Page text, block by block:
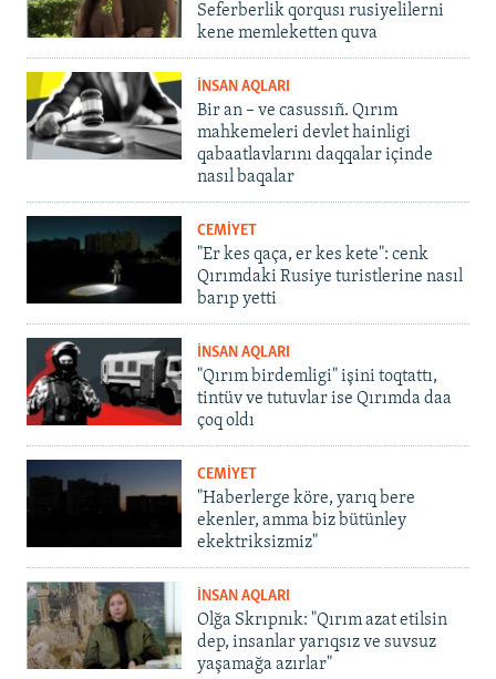
Seferberlik qorqusı rusiyelilerni
kene memleketten quva
İNSAN AQLARI
Bir an – ve casussıñ. Qırım
mahkemeleri devlet hainligi
qabaatlavlarını daqqalar içinde
nasıl baqalar
CEMİYET
"Er kes qaça, er kes kete": cenk
Qırımdaki Rusiye turistlerine nasıl
barıp yetti
İNSAN AQLARI
"Qırım birdemligi" işini toqtattı,
tintüv ve tutuvlar ise Qırımda daa
çoq oldı
CEMİYET
"Haberlerge köre, yarıq bere
ekenler, amma biz bütünley
ekektriksizmiz"
İNSAN AQLARI
Olğa Skrıpnık: "Qırım azat etilsin
dep, insanlar yarıqsız ve suvsuz
yaşamağa azırlar"